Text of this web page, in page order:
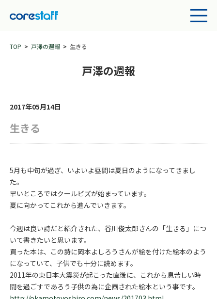
TOP 戸澤の週報 生きる
戸澤の週報
2017年05月14日
生きる
5月も中旬が過ぎ、いよいよ昼間は夏日のようになってきまし
た。
早いところではクールビズが始まっています。
夏に向かってこれから進んでいきます。
今週は良い詩だと紹介された、谷川俊太郎さんの「生きる」につ
いて書きたいと思います。
買った本は、この詩に岡本よしろうさんが絵を付けた絵本のよう
になっていて、子供でも十分に読めます。
2011年の東日本大震災が起こった直後に、これから息苦しい時
間を過ごすであろう子供の為に企画された絵本という事です。